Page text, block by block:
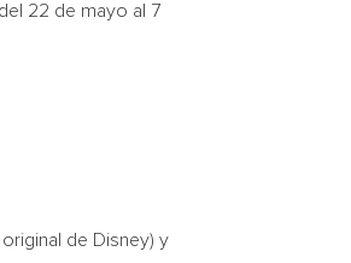
22 de mayo al 7
de Disney) y